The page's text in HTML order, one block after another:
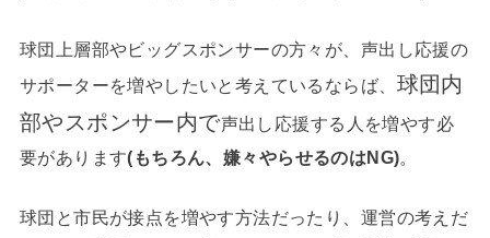
球団上層部やビッグスポンサーの方々が、声出し応援の
サポーターを増やしたいと考えているならば、 球団内
部やスポンサー内で声出し応援する人を増やす必
要があります(もちろん、嫌々やらせるのはNG)。
球団と市民が接点を増やす方法だったり、運営の考えだ